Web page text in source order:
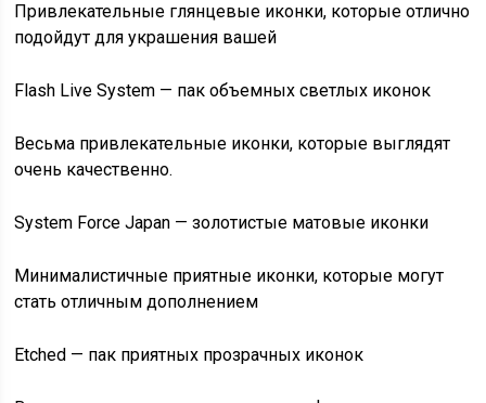
Привлекательные глянцевые иконки, которые отлично
подойдут для украшения вашей
Flash Live System — пак объемных светлых иконок
Весьма привлекательные иконки, которые выглядят
очень качественно.
System Force Japan — золотистые матовые иконки
Минималистичные приятные иконки, которые могут
стать отличным дополнением
Etched — пак приятных прозрачных иконок